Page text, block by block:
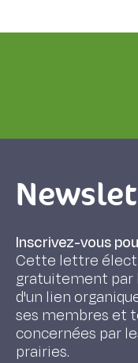
Inscrivez-vous
Cette lettre
gratuitement par
d'un lien
ses membres et
concernées par
prairies.